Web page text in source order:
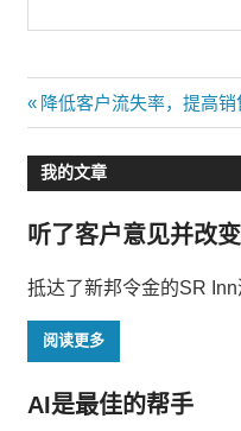
文
章
导
航
Previous
Post:
降低客户流失率，提高销
我的文章
听了客户意见并改
抵达了新邦令金的SR Inn
阅读更多
AI是最佳的帮手